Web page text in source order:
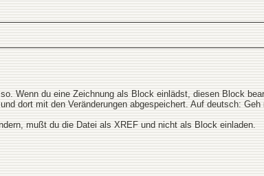
Wenn du eine Zeichnung als Block einlädst, diesen Block
dort mit den Veränderungen abgespeichert. Auf deutsch:
mußt du die Datei als XREF und nicht als Block einladen.